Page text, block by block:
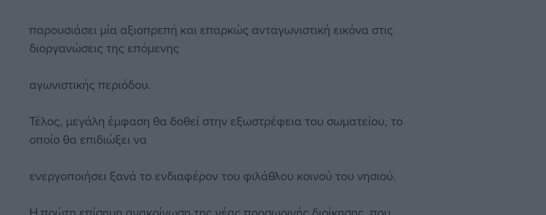
παρουσιάσει μία αξιοπρεπή και επαρκώς ανταγωνιστική εικόνα στις
διοργανώσεις της επόμενης
αγωνιστικής περιόδου.
Τέλος, μεγάλη έμφαση θα δοθεί στην εξωστρέφεια του σωματείου, το
οποίο θα επιδιώξει να
ενεργοποιήσει ξανά το ενδιαφέρον του φιλάθλου κοινού του νησιού.